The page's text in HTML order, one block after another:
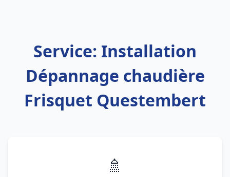
Service: Installation
Dépannage chaudière
Frisquet Questembert
🚿